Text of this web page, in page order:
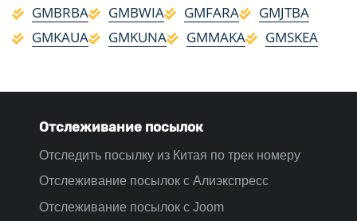
GMBRBA
GMBWIA GMFARA
GMJTBA
GMKAUA
GMKUNA GMMAKA GMSKEA
Отслеживание посылок
Отследить посылку из Китая по трек номеру
Отслеживание посылок с Алиэкспресс
Отслеживание посылок с Joom